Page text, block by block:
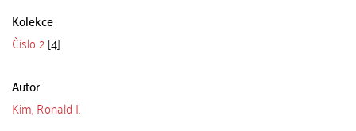
Kolekce
Číslo 2[4]
Autor
Kim, Ronald I.